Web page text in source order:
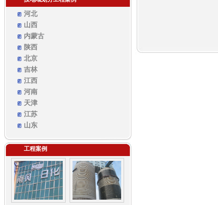
河北
山西
内蒙古
陕西
北京
吉林
江西
河南
天津
江苏
山东
工程案例